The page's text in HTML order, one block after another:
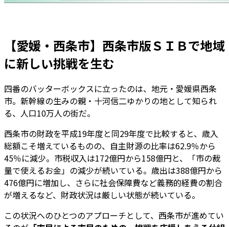
【愛媛・西条市】西条市版ＳＩＢで地域
に新しい挑戦を生む
四番のバッターボックスに立ったのは、地元・愛媛県西条
市。新幹線の生みの親・十河信二ゆかりの地として知られ
る、人口10万人の街だ。
西条市の財政を平成19年度と同29年度で比較すると、歳入
総額こそ増えているものの、自主財源の比率は62.9％から
45％に減少。市税収入は172億円から158億円と、「市の裁
量で使えるお金」の減少が続いている。歳出は388億円から
476億円に増加し、さらに社会保障費など義務的経費の割合
が増えるなど、財政状況は厳しい状態が続いている。
この状況へのひとつのアプローチとして、西条市が進めてい